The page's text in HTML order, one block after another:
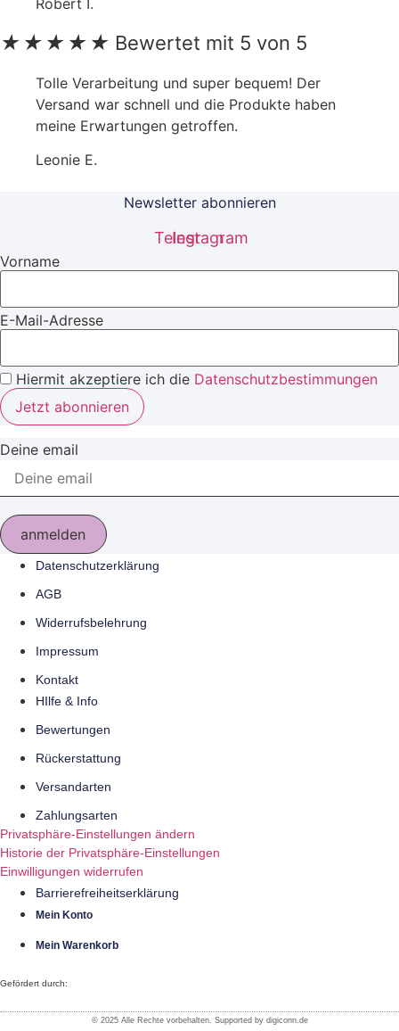
★ ★ ★ ★ ★ Bewertet mit 5 von 5
Tolle Verarbeitung und super bequem! Der
Versand war schnell und die Produkte haben
meine Erwartungen getroffen.
Leonie E.
Newsletter abonnieren
Telegram
Instagram
Vorname
E-Mail-Adresse
Hiermit akzeptiere ich die Datenschutzbestimmungen
Deine email
anmelden
Datenschutzerklärung
AGB
Widerrufsbelehrung
Impressum
Kontakt
HIlfe & Info
Bewertungen
Rückerstattung
Versandarten
Zahlungsarten
Privatsphäre-Einstellungen ändern
Historie der Privatsphäre-Einstellungen
Einwilligungen widerrufen
Barrierefreiheitserklärung
Mein Konto
Mein Warenkorb
Gefördert durch:
© 2025 Alle Rechte vorbehalten. Supported by digiconn.de